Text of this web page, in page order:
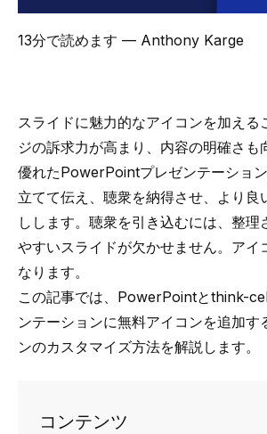
13分で読めます — Anthony Karge
スライドに魅力的なアイコンを加える
ジの訴求力が高まり、内容の明確さも
優れたPowerPointプレゼンテーション
立てて伝え、聴衆を納得させ、より良
しします。聴衆を引き込むには、整理
やすいスライドが欠かせません。アイ
なります。
この記事では、PowerPointとthink-
ンテーションに無料アイコンを追加す
ンのカスタマイズ方法を解説します。
コンテンツ